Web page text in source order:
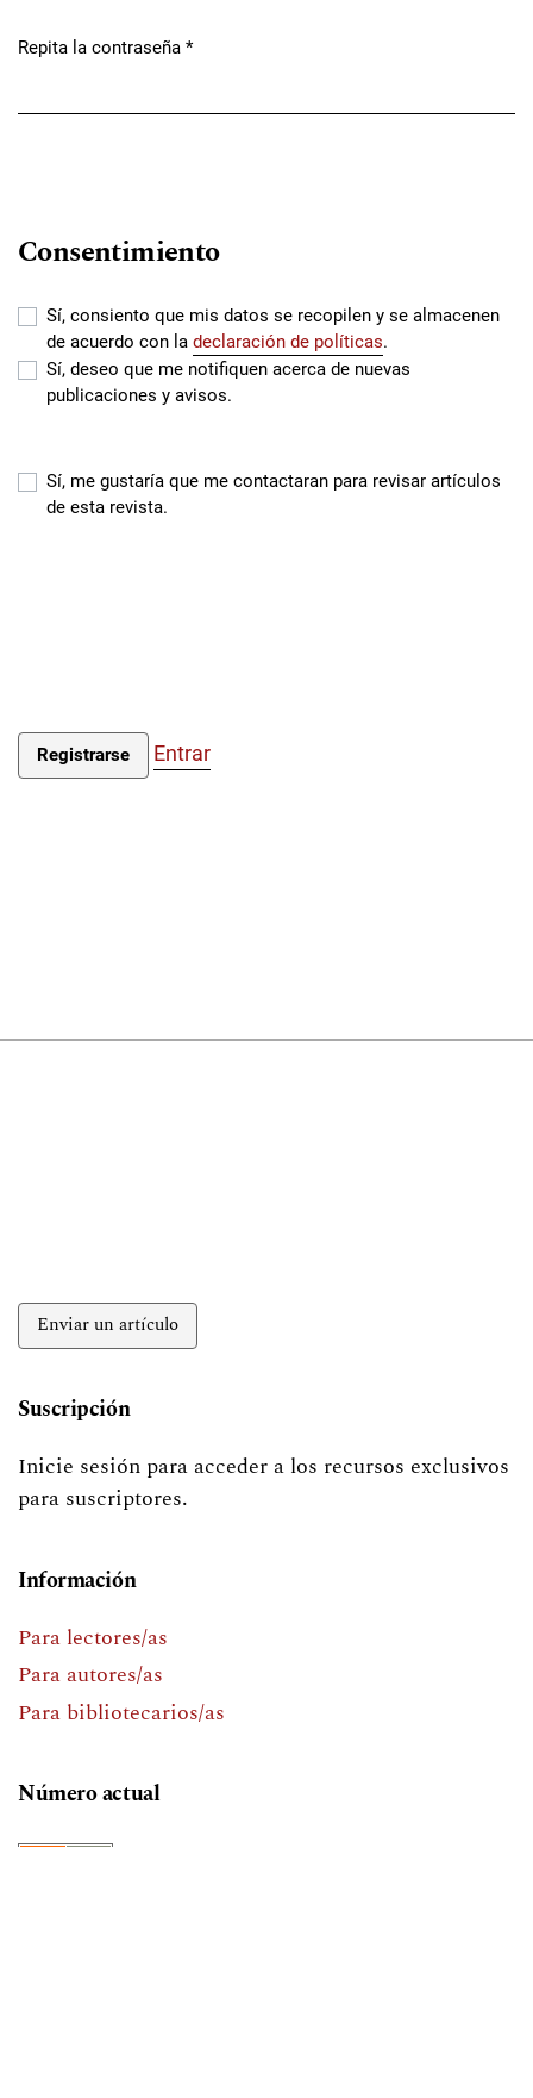
Repita la contraseña *
Consentimiento
Sí, consiento que mis datos se recopilen y se almacenen
de acuerdo con la declaración de políticas.
Sí, deseo que me notifiquen acerca de nuevas
publicaciones y avisos.
Sí, me gustaría que me contactaran para revisar artículos
de esta revista.
Registrarse Entrar
Enviar un artículo
Suscripción
Inicie sesión para acceder a los recursos exclusivos
para suscriptores.
Información
Para lectores/as
Para autores/as
Para bibliotecarios/as
Número actual